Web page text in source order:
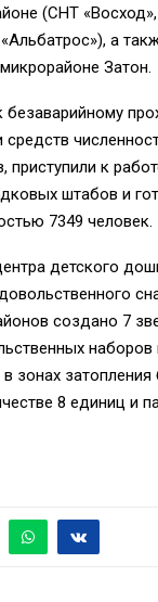
(СНТ
а
Затон.
безаварийному
приступили к
штабов и
7349 человек.
детского
создано 7
зонах
8 единиц и